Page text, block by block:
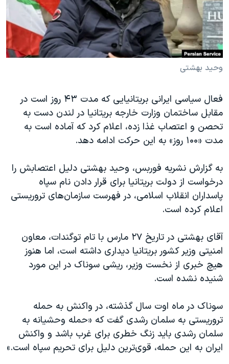
فرهنگ و زندگی
حقوق شهروندی
اقتصادی
علم و فناوری
گالری عکس
آرشیو پخش زنده
مستندها
انتخابات ریاست جمهوری آمریکا ۲۰۲۴
حمله جمهوری اسلامی به اسرائیل
رمز مهسا
اعتراضات زن، زندگی، آزادی
مجموعه مستندهای دادخواهی
تریبونال مردمی آبان ۹۸
چهل سال گروگان‌گیری
قانون شفافیت دارائی کادر رهبری ایران
اعتراضات مردمی آبان ۹۸
نرگس محمدی برنده جایزه نوبل صلح
همایش محافظه‌کاران آمریکا «سی‌پک»
صفحه‌های ویژه
سفر پرزیدنت ترامپ به چین
دنبال کنید
وحید بهشتی
فعال سیاسی ایرانی بریتانیایی که مدت ۴۳ روز است در
مقابل ساختمان وزارت خارجه بریتانیا در لندن دست به
تحصن و اعتصاب غذا زده، اعلام کرد که آماده است به
مدت «۱۰۰ روز» به این حرکت ادامه دهد.
به گزارش نشریه فوربس، وحید بهشتی دلیل اعتصابش را
درخواست از دولت بریتانیا برای قرار دادن نام سپاه
پاسداران انقلاب اسلامی، در فهرست سازمان‌های تروریستی
اعلام کرده است.
آقای بهشتی در تاریخ ۲۷ مارس با تام توگندات، معاون
امنیتی وزیر کشور بریتانیا دیداری داشته است، اما هنوز
هیچ خبری از نخست وزیر، ریشی سوناک در این مورد
شنیده نشده است.
سوناک در ماه اوت سال گذشته، در واکنش به حمله
تروریستی به سلمان رشدی گفت که «حمله وحشیانه به
سلمان رشدی باید زنگ خطری برای غرب باشد و واکنش
ایران به این حمله، قوی‌ترین دلیل برای تحریم سپاه است.»